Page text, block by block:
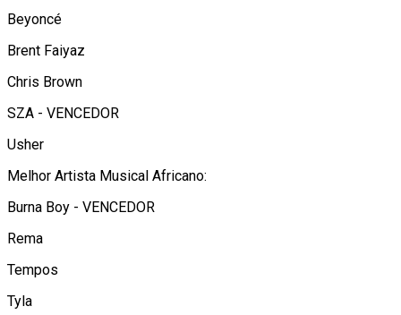
Beyoncé
Brent Faiyaz
Chris Brown
SZA - VENCEDOR
Usher
Melhor Artista Musical Africano:
Burna Boy - VENCEDOR
Rema
Tempos
Tyla